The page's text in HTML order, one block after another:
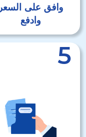
وافق على السعر
وادفع
5